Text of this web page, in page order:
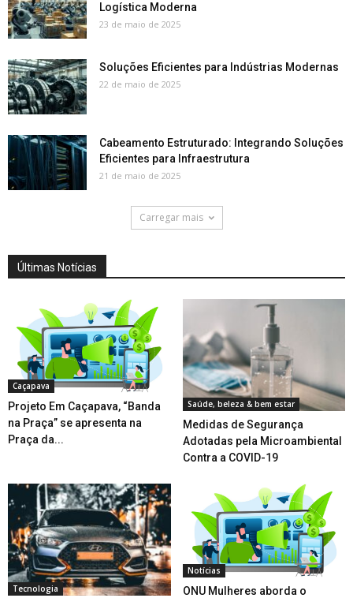
Logística Moderna
23 de maio de 2025
Soluções Eficientes para Indústrias Modernas
22 de maio de 2025
Cabeamento Estruturado: Integrando Soluções
Eficientes para Infraestrutura
21 de maio de 2025
Carregar mais
Últimas Notícias
Caçapava
Projeto Em Caçapava, “Banda
na Praça” se apresenta na
Praça da...
Saúde, beleza & bem estar
Medidas de Segurança
Adotadas pela Microambiental
Contra a COVID-19
Tecnologia
Notícias
ONU Mulheres aborda o